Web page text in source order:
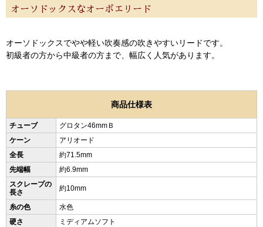
オーソドックスなオーボエリード
オーソドックスでやや軽い吹奏感の吹きやすいリードです。
初級者の方から中級者の方まで、幅広く人気があります。
商品仕様表
チューブ
グロタン46mmＢ
ケーン
アリオード
全長
約71.5mm
先端幅
約6.9mm
スクレープの
長さ
約10mm
糸の色
水色
硬さ
ミディアムソフト